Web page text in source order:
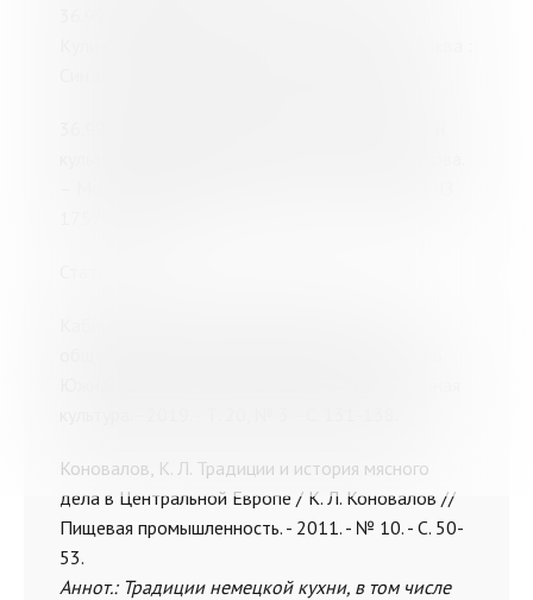
Коновалов, К. Л. Традиции и история мясного
дела в Центральной Европе / К. Л. Коновалов //
Пищевая промышленность. - 2011. - № 10. - С. 50-
53.
Аннот.: Традиции немецкой кухни, в том числе